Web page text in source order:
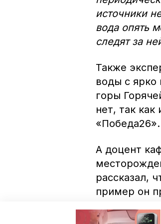
источники
вода опять
следят за
Также
воды с
горы
нет, так как
«Победа26».
А доцент
рассказал,
пример он